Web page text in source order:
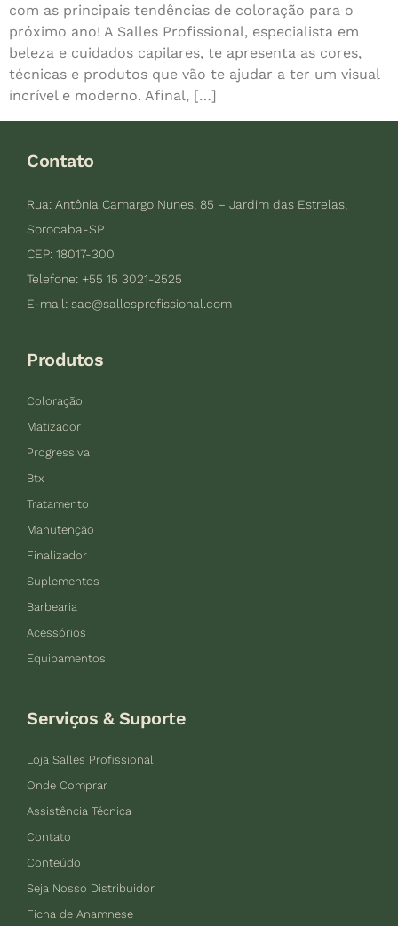
com as principais tendências de coloração para o
próximo ano! A Salles Profissional, especialista em
beleza e cuidados capilares, te apresenta as cores,
técnicas e produtos que vão te ajudar a ter um visual
incrível e moderno. Afinal, […]
Contato
Rua: Antônia Camargo Nunes, 85 – Jardim das Estrelas,
Sorocaba-SP
CEP: 18017-300
Telefone: +55 15 3021-2525
E-mail: sac@sallesprofissional.com
Produtos
Coloração
Matizador
Progressiva
Btx
Tratamento
Manutenção
Finalizador
Suplementos
Barbearia
Acessórios
Equipamentos
Serviços & Suporte
Loja Salles Profissional
Onde Comprar
Assistência Técnica
Contato
Conteúdo
Seja Nosso Distribuidor
Ficha de Anamnese